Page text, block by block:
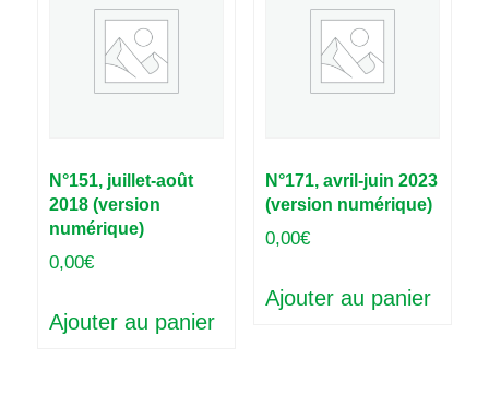
N°151, juillet-août
2018 (version
numérique)
0,00€
Ajouter au panier
N°171, avril-juin 2023
(version numérique)
0,00€
Ajouter au panier